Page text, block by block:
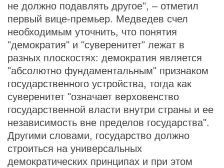
не должно подавлять другое", – отметил
первый вице-премьер. Медведев счел
необходимым уточнить, что понятия
"демократия" и "суверенитет" лежат в
разных плоскостях: демократия является
"абсолютно фундаментальным" признаком
государственного устройства, тогда как
суверенитет "означает верховенство
государственной власти внутри страны и ее
независимость вне пределов государства".
Другими словами, государство должно
строиться на универсальных
демократических принципах и при этом